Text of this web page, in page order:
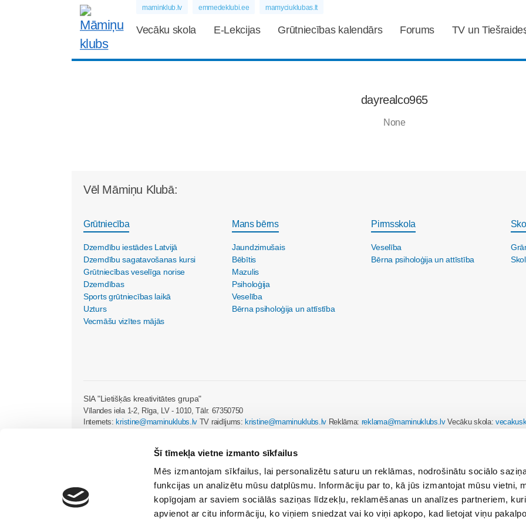
Šī tīmekļa vietne izmanto sīkfailus
Mēs izmantojam sīkfailus, lai personalizētu saturu un reklāmas, nodrošinātu sociālo
funkcijas un analizētu mūsu datplūsmu. Informāciju par to, kā jūs izmantojat mūsu vietni,
kopīgojam ar saviem sociālās saziņas līdzekļu, reklamēšanas un analīzes partneriem,
apvienot ar citu informāciju, ko viņiem sniedzat vai ko viņi apkopo, kad lietojat viņu
maminklub.lv emmedeklubi.ee mamyciuklubas.lt
Vecāku skola E-Lekcijas Grūtniecības kalendārs Forums TV un
dayrealco965
None
Vēl Māmiņu Klubā:
Grūtniecība
Dzemdību iestādes Latvijā
Dzemdību sagatavošanas kursi
Grūtniecības veselīga norise
Dzemdības
Sports grūtniecības laikā
Uzturs
Vecmāšu vizītes mājās
Mans bērns
Jaundzimušais
Bēbītis
Mazulis
Psiholoģija
Veselība
Bērna psiholoģija un attīstība
Pirmsskola
Veselība
Bērna psiholoģija un attīstība
SIA "Lietišķās kreativitātes grupa"
Vīlandes iela 1-2, Rīga, LV - 1010, Tālr. 67350750
Internets: kristine@maminuklubs.lv TV raidījums: kristine@maminuklubs.lvReklāma: reklama@maminuklubs.lvVecāku skola:
© 2026 Māmiņu klubs Noteikumi Reklāma portālā Par Māmiņu Klubu